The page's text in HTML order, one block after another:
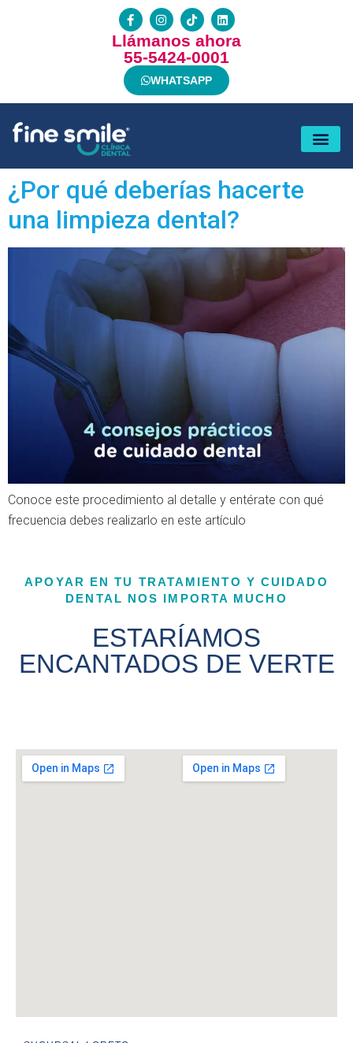
Llámanos ahora
55-5424-0001
WHATSAPP
¿Por qué deberías hacerte
una limpieza dental?
Conoce este procedimiento al detalle y entérate con qué
frecuencia debes realizarlo en este artículo
APOYAR EN TU TRATAMIENTO Y CUIDADO
DENTAL NOS IMPORTA MUCHO
ESTARÍAMOS
ENCANTADOS DE VERTE